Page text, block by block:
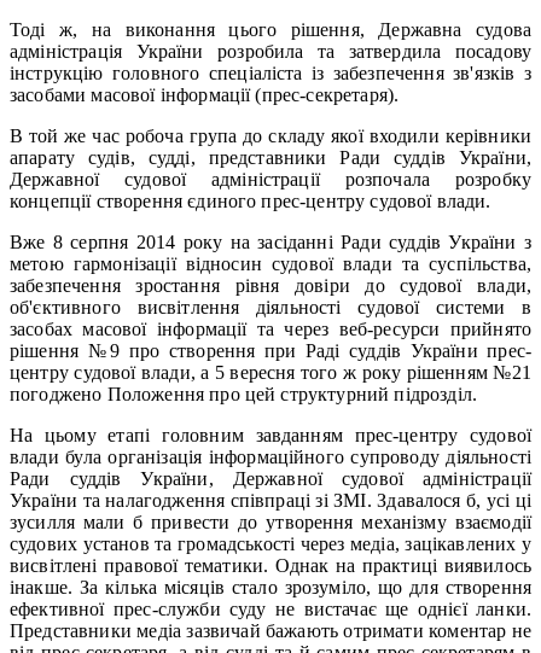
Тоді ж, на виконання цього рішення, Державна судова
адміністрація України розробила та затвердила посадову
інструкцію головного спеціаліста із забезпечення зв'язків з
засобами масової інформації (прес-секретаря).
В той же час робоча група до складу якої входили керівники
апарату судів, судді, представники Ради суддів України,
Державної судової адміністрації розпочала розробку
концепції створення єдиного прес-центру судової влади.
Вже 8 серпня 2014 року на засіданні Ради суддів України з
метою гармонізації відносин судової влади та суспільства,
забезпечення зростання рівня довіри до судової влади,
об'єктивного висвітлення діяльності судової системи в
засобах масової інформації та через веб-ресурси прийнято
рішення №9 про створення при Раді суддів України прес-
центру судової влади, а 5 вересня того ж року рішенням №21
погоджено Положення про цей структурний підрозділ.
На цьому етапі головним завданням прес-центру судової
влади була організація інформаційного супроводу діяльності
Ради суддів України, Державної судової адміністрації
України та налагодження співпраці зі ЗМІ. Здавалося б, усі ці
зусилля мали б привести до утворення механізму взаємодії
судових установ та громадськості через медіа, зацікавлених у
висвітлені правової тематики. Однак на практиці виявилось
інакше. За кілька місяців стало зрозуміло, що для створення
ефективної прес-служби суду не вистачає ще однієї ланки.
Представники медіа зазвичай бажають отримати коментар не